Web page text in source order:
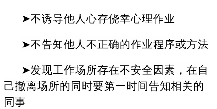
➤不诱导他人心存侥幸心理作业
➤不告知他人不正确的作业程序或方法
➤发现工作场所存在不安全因素，在自
己撤离场所的同时要第一时间告知相关的
同事